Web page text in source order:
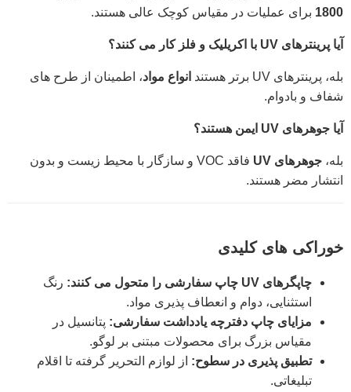
1800 برای عملیات در مقیاس کوچک عالی هستند.
آیا پرینترهای UV با اکریلیک و فلز کار می کنند؟
بله، پرینترهای UV برتر هستند انواع مواد، اطمینان از طرح های
شفاف و بادوام.
آیا جوهرهای UV ایمن هستند؟
بله، جوهرهای UV
فاقد VOC و سازگار با محیط زیست و بدون
انتشار مضر هستند.
خوراکی های کلیدی
چاپگرهای UV چاپ سفارشی را متحول می کنند:
رنگ
استثنایی، دوام و انعطاف پذیری مواد.
مزایای چاپ دفترچه یادداشت سفارشی: پتانسیل در
مقیاس بزرگ برای محصولات مبتنی بر لوگو.
تطبیق پذیری در سطوح: از لوازم التحریر گرفته تا اقلام
تبلیغاتی.